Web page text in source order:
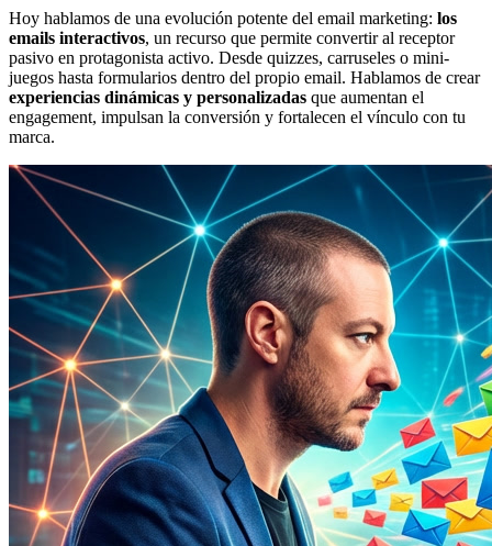
Hoy hablamos de una evolución potente del email marketing: los
emails interactivos, un recurso que permite convertir al receptor
pasivo en protagonista activo. Desde quizzes, carruseles o mini-
juegos hasta formularios dentro del propio email. Hablamos de crear
experiencias dinámicas y personalizadas que aumentan el
engagement, impulsan la conversión y fortalecen el vínculo con tu
marca.